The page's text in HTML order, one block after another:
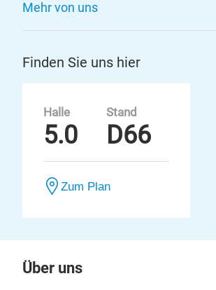
Mehr von uns
Finden Sie uns hier
Halle
5.0
Stand
D66
Zum Plan
Über uns